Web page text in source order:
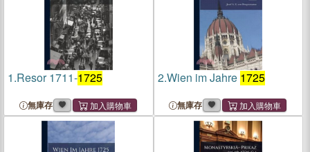
1.Resor 1711-1725
無庫存
2.Wien im Jahre 1725
無庫存